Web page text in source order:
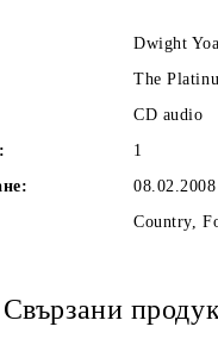
Dwight
The
CD audio
1
08.02.2008
Country,
Свързани